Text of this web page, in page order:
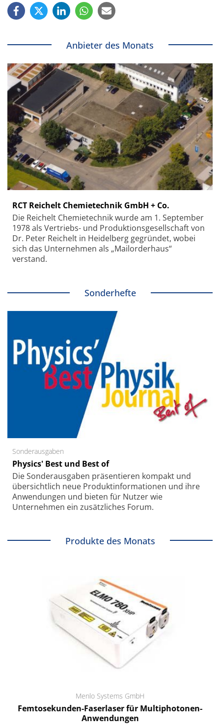
Anbieter des Monats
RCT Reichelt Chemietechnik GmbH + Co.
Die Reichelt Chemietechnik wurde am 1. September
1978 als Vertriebs- und Produktionsgesellschaft von
Dr. Peter Reichelt in Heidelberg gegründet, wobei
sich das Unternehmen als „Mailorderhaus“
verstand.
Sonderhefte
Sonderausgaben
Physics' Best und Best of
Die Sonder­ausgaben präsentieren kompakt und
übersichtlich neue Produkt­informationen und ihre
Anwendungen und bieten für Nutzer wie
Unternehmen ein zusätzliches Forum.
Produkte des Monats
Menlo Systems GmbH
Femtosekunden-Faserlaser für Multiphotonen-
Anwendungen